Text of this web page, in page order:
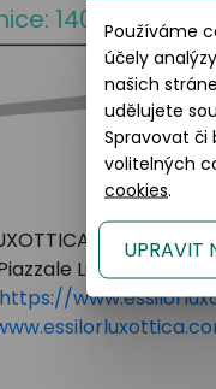
140 mm
GROUP
Luigi Cadorna 3
https://
Používáme
účely
našich
udělujete
Spravovat či
volitelných
cookies.
UPRAVIT